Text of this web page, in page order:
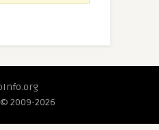
2009-2026